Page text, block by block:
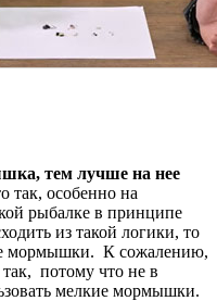
тем лучше на нее
так, особенно на
рыбалке в принципе
из такой логики, то
мормышки. К сожалению,
потому что не в
мелкие мормышки.